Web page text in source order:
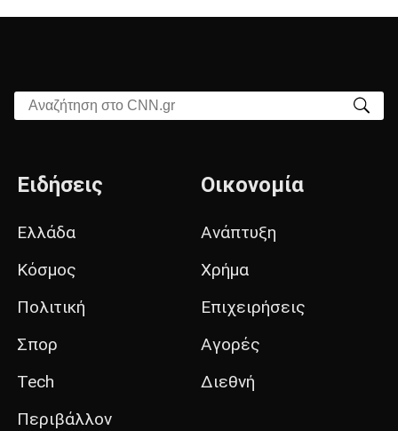
Αναζήτηση στο CNN.gr
Ειδήσεις
Ελλάδα
Κόσμος
Πολιτική
Σπορ
Tech
Περιβάλλον
Οικονομία
Ανάπτυξη
Χρήμα
Επιχειρήσεις
Αγορές
Διεθνή